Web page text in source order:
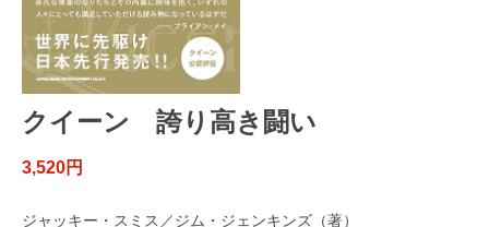
クイーン 誇り高き闘い
3,520円
ジャッキー・スミス／ジム・ジェンキンズ（著）